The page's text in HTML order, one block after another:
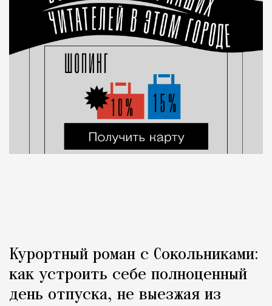
Курортный роман с Сокольниками:
как устроить себе полноценный
день отпуска, не выезжая из